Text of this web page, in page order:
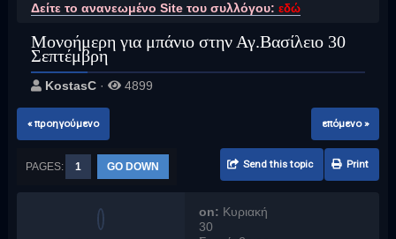
Δείτε το ανανεωμένο Site του συλλόγου: εδώ
Μονοήμερη για μπάνιο στην Αγ.Βασίλειο 30
Σεπτέμβρη
KostasC · 4899
« προηγούμενο επόμενο »
Send this topic Print
PAGES: 1 GO DOWN
on: Κυριακή
30